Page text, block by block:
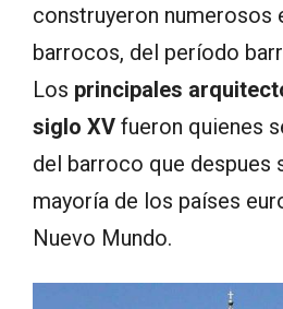
construyeron numerosos
barrocos, del período
Los principales
siglo XV fueron quienes
del barroco que despues
mayoría de los países
Nuevo Mundo.